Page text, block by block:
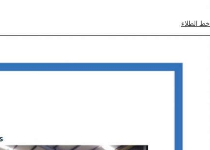
خط الطلاء